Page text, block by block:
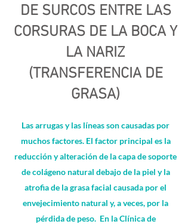
DE SURCOS ENTRE LAS
CORSURAS DE LA BOCA Y
LA NARIZ
(TRANSFERENCIA DE
GRASA)
Las arrugas y las líneas son causadas por
muchos factores. El factor principal es la
reducción y alteración de la capa de soporte
de colágeno natural debajo de la piel y la
atrofia de la grasa facial causada por el
envejecimiento natural y, a veces, por la
pérdida de peso. En la Clínica de